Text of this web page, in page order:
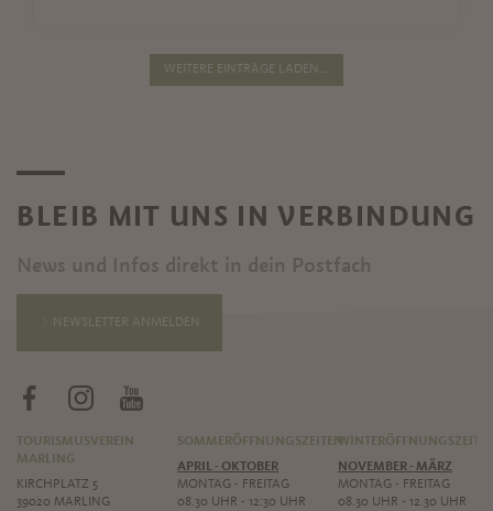
WEITERE EINTRÄGE LADEN...
BLEIB MIT UNS IN VERBINDUNG
News und Infos direkt in dein Postfach
NEWSLETTER ANMELDEN
TOURISMUSVEREIN
MARLING
KIRCHPLATZ 5
39020 MARLING
SOMMERÖFFNUNGSZEITEN
APRIL - OKTOBER
MONTAG - FREITAG
08.30 UHR - 12:30 UHR
NOVEMBER - MÄRZ
MONTAG - FREITAG
08.30 UHR - 12.30 UHR